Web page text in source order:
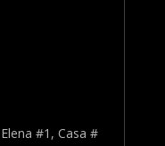
#1, Casa #